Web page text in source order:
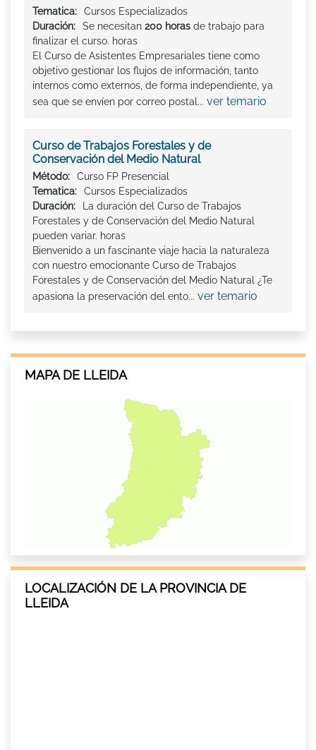
Tematica:
Cursos Especializados
Duración:
Se necesitan 200 horas de trabajo para
finalizar el curso. horas
El Curso de Asistentes Empresariales tiene como
objetivo gestionar los flujos de información, tanto
internos como externos, de forma independiente, ya
sea que se envíen por correo postal... ver temario
Curso de Trabajos Forestales y de
Conservación del Medio Natural
Método:
Curso FP Presencial
Tematica:
Cursos Especializados
Duración:
La duración del Curso de Trabajos
Forestales y de Conservación del Medio Natural
pueden variar. horas
Bienvenido a un fascinante viaje hacia la naturaleza
con nuestro emocionante Curso de Trabajos
Forestales y de Conservación del Medio Natural ¿Te
apasiona la preservación del ento... ver temario
MAPA DE LLEIDA
LOCALIZACIÓN DE LA PROVINCIA DE
LLEIDA